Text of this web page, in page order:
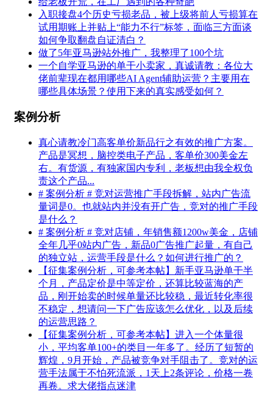
入职接盘4个历史亏损老品，被上级将前人亏损算在
试用期账上并贴上“能力不行”标签，面临三方面谈
如何争取翻盘自证清白？
做了5年亚马逊站外推广，我整理了100个坑
一个自学亚马逊的单干小卖家，真诚请教：各位大
佬前辈现在都用哪些AI Agent辅助运营？主要用在
哪些具体场景？使用下来的真实感受如何？
案例分析
真心请教冷门高客单价新品行之有效的推广方案。
产品是冥想，脑控类电子产品，客单价300美金左
右。有货源，有独家国内专利，老板想由我全权负
责这个产品...
# 案例分析 # 竞对运营推广手段拆解，站内广告流
量词是0。也就站内并没有开广告，竞对的推广手段
是什么？
# 案例分析 # 竞对店铺，年销售额1200w美金，店铺
全年几乎0站内广告，新品0广告推广起量，有自己
的独立站，运营手段是什么？如何进行推广的？
【征集案例分析，可参考本帖】新手亚马逊单干半
个月，产品定价是中等定价，还算比较蓝海的产
品，刚开始卖的时候单量还比较稳，最近转化率很
不稳定，想请问一下广告应该怎么优化，以及后续
的运营思路？
【征集案例分析，可参考本帖】进入一个体量很
小，平均客单100+的类目一年多了。经历了短暂的
辉煌，9月开始，产品被竞争对手阻击了。竞对的运
营手法属于不怕死流派，1天上2条评论，价格一卷
再卷。求大佬指点迷津